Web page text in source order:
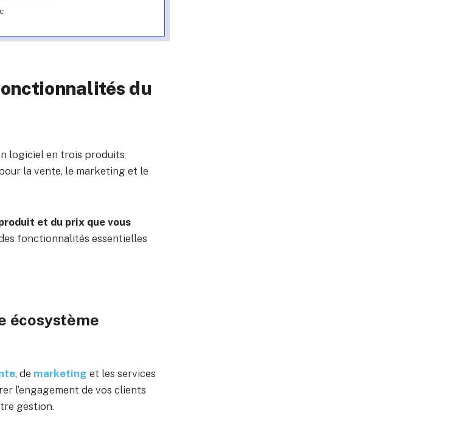
du
logiciel en trois produits
la vente, le marketing et le
et du prix que vous
fonctionnalités essentielles
écosystème
, de marketing et les services
l’engagement de vos clients
gestion.